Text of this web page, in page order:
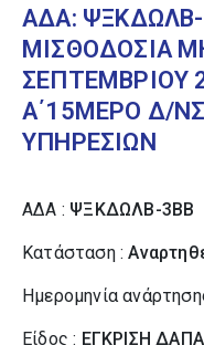
ΑΔΑ:
ΜΙΣΘΟΔΟΣΙΑ
ΣΕΠΤΕΜΒΡΙΟΥ
Α΄15ΜΕΡΟ Δ/
ΥΠΗΡΕΣΙΩΝ
ΑΔΑ : ΨΞΚΔΩΛΒ-3ΒΒ
Κατάσταση :
Ημερομηνία
Είδος : ΕΓΚΡΙΣΗ